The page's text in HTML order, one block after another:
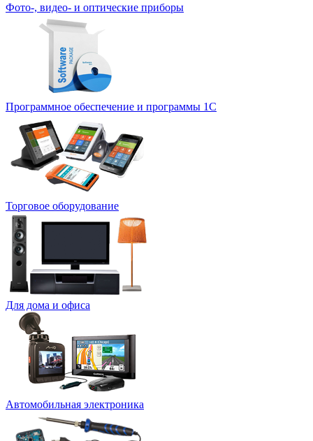
Фото-, видео- и оптические приборы
Программное обеспечение и программы 1С
Торговое оборудование
Для дома и офиса
Автомобильная электроника